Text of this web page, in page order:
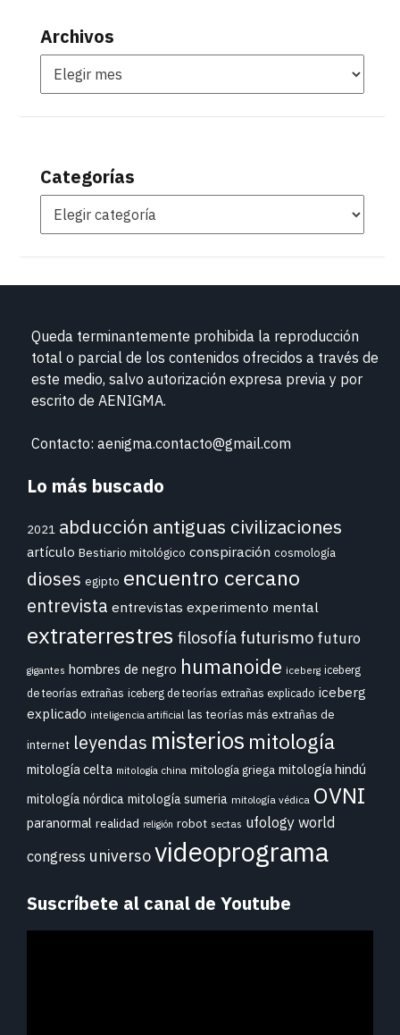
Archivos
Categorías
Queda terminantemente prohibida la reproducción
total o parcial de los contenidos ofrecidos a través de
este medio, salvo autorización expresa previa y por
escrito de AENIGMA.
Contacto: aenigma.contacto@gmail.com
Lo más buscado
2021 abducción antiguas civilizaciones
artículo Bestiario mitológico conspiración cosmología
dioses egipto encuentro cercano
entrevista entrevistas experimento mental
extraterrestres filosofía futurismo futuro
gigantes hombres de negro humanoide iceberg iceberg
de teorías extrañas iceberg de teorías extrañas explicado iceberg
explicado inteligencia artificial las teorías más extrañas de
internet leyendas misterios mitología
mitología celta mitología china mitología griega mitología hindú
mitología nórdica mitología sumeria mitología védica OVNI
paranormal realidad religión robot sectas ufology world
congress universovideoprograma
Suscríbete al canal de Youtube